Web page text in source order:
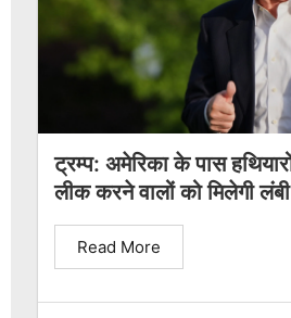
ट्रम्प: अमेरिका के पास
लीक करने वालों को मिलेगी
Read More